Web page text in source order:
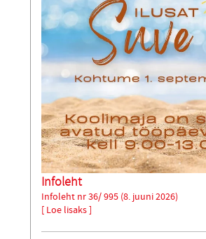
Infoleht
Infoleht nr 36/ 995 (8. juuni 2026)
[ Loe lisaks ]